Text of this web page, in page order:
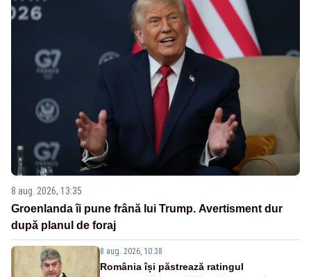
8 aug. 2026, 13:35
Groenlanda îi pune frână lui Trump. Avertisment dur
după planul de foraj
8 aug. 2026, 10:38
România își păstrează ratingul